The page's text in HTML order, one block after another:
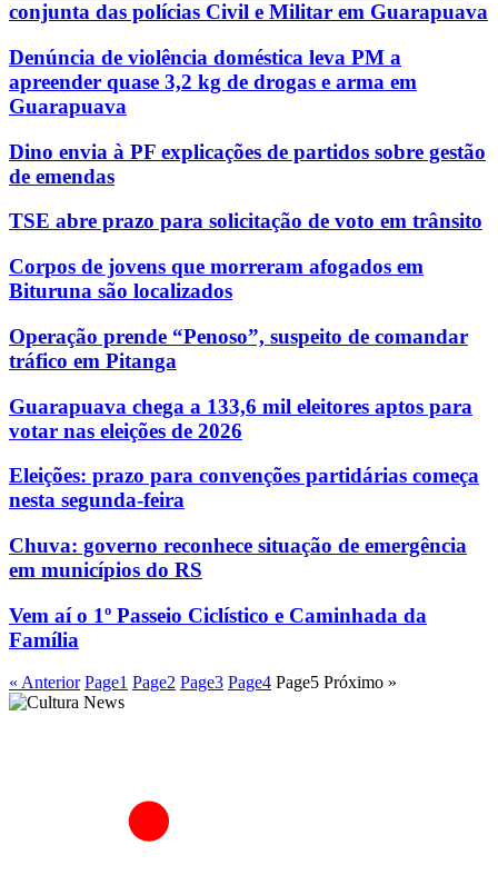
conjunta das polícias Civil e Militar em Guarapuava
Denúncia de violência doméstica leva PM a
apreender quase 3,2 kg de drogas e arma em
Guarapuava
Dino envia à PF explicações de partidos sobre gestão
de emendas
TSE abre prazo para solicitação de voto em trânsito
Corpos de jovens que morreram afogados em
Bituruna são localizados
Operação prende “Penoso”, suspeito de comandar
tráfico em Pitanga
Guarapuava chega a 133,6 mil eleitores aptos para
votar nas eleições de 2026
Eleições: prazo para convenções partidárias começa
nesta segunda-feira
Chuva: governo reconhece situação de emergência
em municípios do RS
Vem aí o 1º Passeio Ciclístico e Caminhada da
Família
« Anterior Page1 Page2 Page3 Page4 Page5 Próximo »